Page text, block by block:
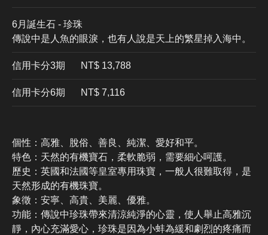
6月誕生石 - 珍珠
傳說中是人魚的眼淚，也有人說是天上的繁星掉入海中。
信用卡分3期 ​NT$ 13,788
信用卡分6期 NT$ 7,116
個性：高雅、脫俗、善良、純潔、愛好和平。
特色：天然的有機寶石，柔軟脆弱，需要細心呵護。
歷史：英國和法國等皇室專用珠寶，一般人很難取得，是
天然形成的有機珠寶。
象徵：安寧、高貴、美麗、優雅。
功能：傳說中珍珠帶來清涼純淨的心靈，使人舉止高雅沉
靜，內心充滿愛心，珍珠是因為小蚌為緩和劇烈的疼痛而